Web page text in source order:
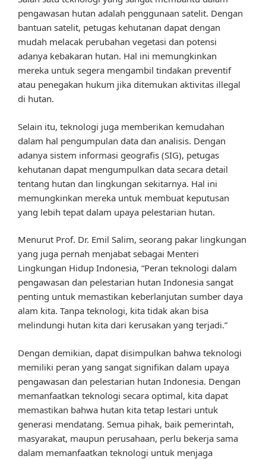
pengawasan hutan adalah penggunaan satelit. Dengan
bantuan satelit, petugas kehutanan dapat dengan
mudah melacak perubahan vegetasi dan potensi
adanya kebakaran hutan. Hal ini memungkinkan
mereka untuk segera mengambil tindakan preventif
atau penegakan hukum jika ditemukan aktivitas illegal
di hutan.
Selain itu, teknologi juga memberikan kemudahan
dalam hal pengumpulan data dan analisis. Dengan
adanya sistem informasi geografis (SIG), petugas
kehutanan dapat mengumpulkan data secara detail
tentang hutan dan lingkungan sekitarnya. Hal ini
memungkinkan mereka untuk membuat keputusan
yang lebih tepat dalam upaya pelestarian hutan.
Menurut Prof. Dr. Emil Salim, seorang pakar lingkungan
yang juga pernah menjabat sebagai Menteri
Lingkungan Hidup Indonesia, “Peran teknologi dalam
pengawasan dan pelestarian hutan Indonesia sangat
penting untuk memastikan keberlanjutan sumber daya
alam kita. Tanpa teknologi, kita tidak akan bisa
melindungi hutan kita dari kerusakan yang terjadi.”
Dengan demikian, dapat disimpulkan bahwa teknologi
memiliki peran yang sangat signifikan dalam upaya
pengawasan dan pelestarian hutan Indonesia. Dengan
memanfaatkan teknologi secara optimal, kita dapat
memastikan bahwa hutan kita tetap lestari untuk
generasi mendatang. Semua pihak, baik pemerintah,
masyarakat, maupun perusahaan, perlu bekerja sama
dalam memanfaatkan teknologi untuk menjaga